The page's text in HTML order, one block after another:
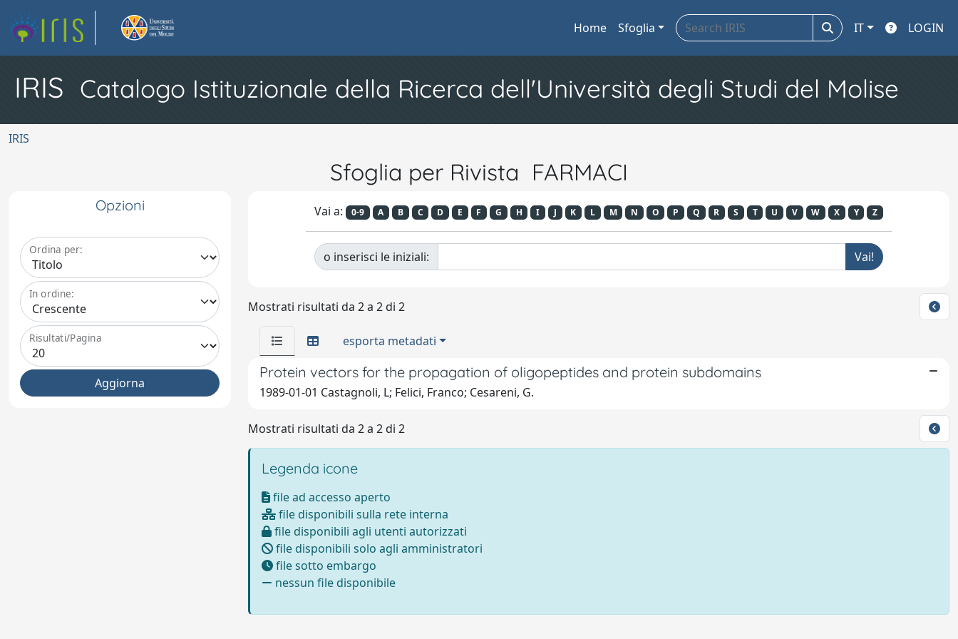
Home Sfoglia IT LOGIN
IRIS Catalogo Istituzionale della Ricerca dell'Università degli Studi del Molise
IRIS
Sfoglia per Rivista FARMACI
Opzioni
Ordina per:
In ordine:
Risultati/Pagina
Vai a: 0-9 A B C D E F G H I J K L M N O P Q R S T U V W X Y Z
o inserisci le iniziali:
Mostrati risultati da 2 a 2 di 2
esporta metadati
Protein vectors for the propagation of oligopeptides and protein subdomains
1989-01-01 Castagnoli, L; Felici, Franco; Cesareni, G.
Mostrati risultati da 2 a 2 di 2
Legenda icone
file ad accesso aperto
file disponibili sulla rete interna
file disponibili agli utenti autorizzati
file disponibili solo agli amministratori
file sotto embargo
nessun file disponibile